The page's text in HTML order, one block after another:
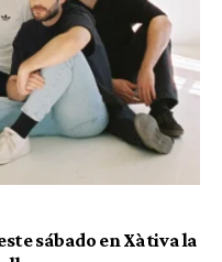
sábado en Xàtiva la